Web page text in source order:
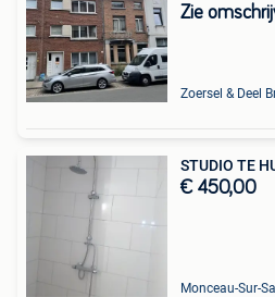
Zie
Zoersel & Deel
STUDIO TE
€ 450,00
Monceau-Sur-